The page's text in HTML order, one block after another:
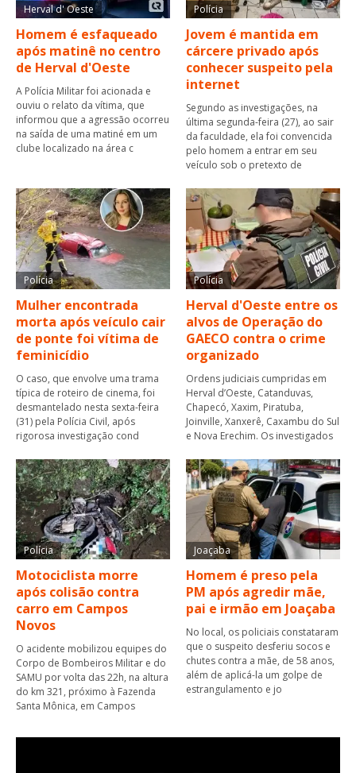
Herval d' Oeste
Homem é esfaqueado
após matinê no centro
de Herval d'Oeste
A Polícia Militar foi acionada e
ouviu o relato da vítima, que
informou que a agressão ocorreu
na saída de uma matiné em um
clube localizado na área c
Polícia
Jovem é mantida em
cárcere privado após
conhecer suspeito pela
internet
Segundo as investigações, na
última segunda-feira (27), ao sair
da faculdade, ela foi convencida
pelo homem a entrar em seu
veículo sob o pretexto de
Polícia
Mulher encontrada
morta após veículo cair
de ponte foi vítima de
feminicídio
O caso, que envolve uma trama
típica de roteiro de cinema, foi
desmantelado nesta sexta-feira
(31) pela Polícia Civil, após
rigorosa investigação cond
Polícia
Herval d'Oeste entre os
alvos de Operação do
GAECO contra o crime
organizado
Ordens judiciais cumpridas em
Herval d’Oeste, Catanduvas,
Chapecó, Xaxim, Piratuba,
Joinville, Xanxerê, Caxambu do Sul
e Nova Erechim. Os investigados
Polícia
Motociclista morre
após colisão contra
carro em Campos
Novos
O acidente mobilizou equipes do
Corpo de Bombeiros Militar e do
SAMU por volta das 22h, na altura
do km 321, próximo à Fazenda
Santa Mônica, em Campos
Joaçaba
Homem é preso pela
PM após agredir mãe,
pai e irmão em Joaçaba
No local, os policiais constataram
que o suspeito desferiu socos e
chutes contra a mãe, de 58 anos,
além de aplicá-la um golpe de
estrangulamento e jo